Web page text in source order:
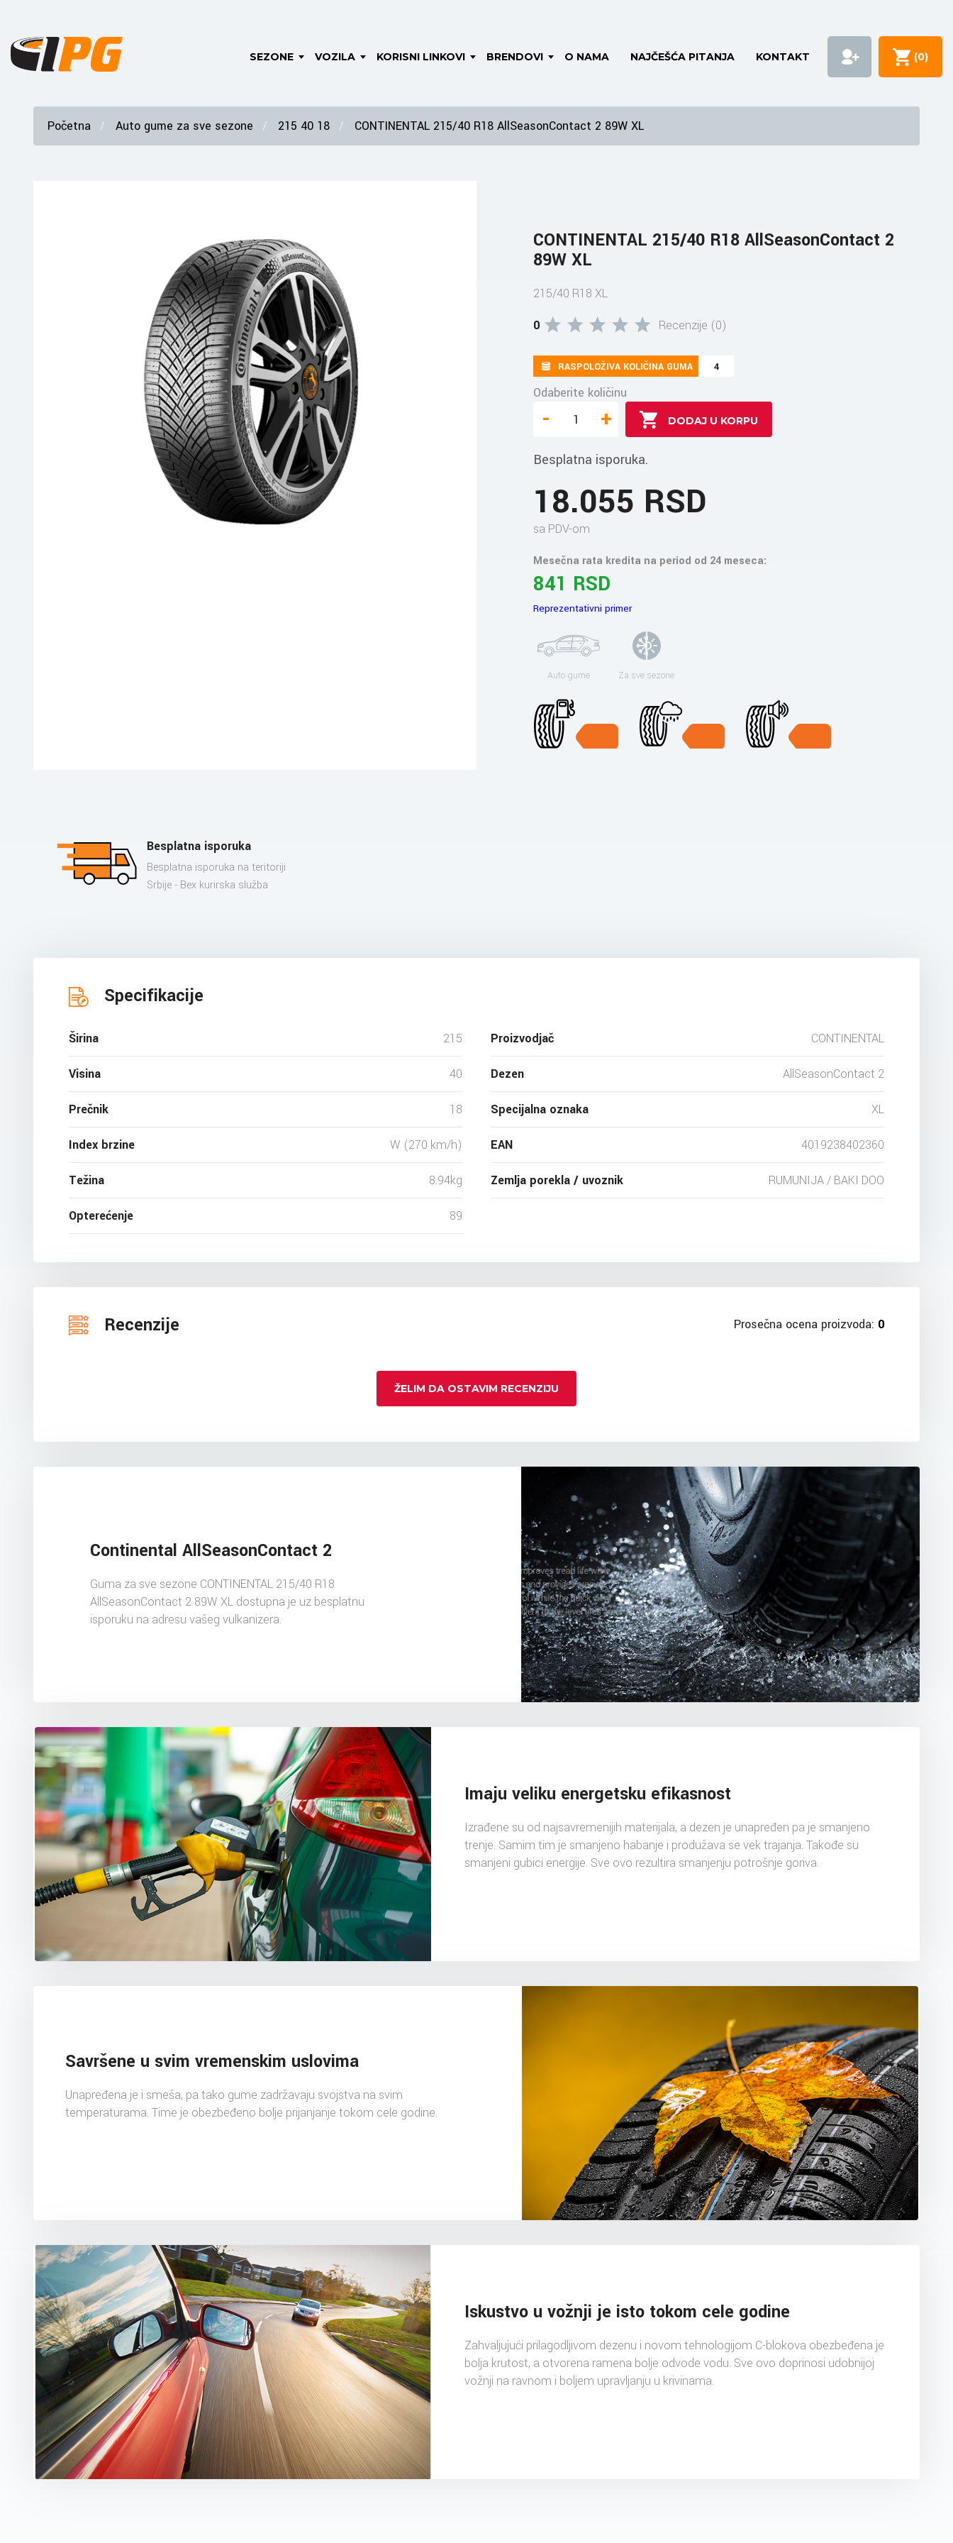
SEZONE VOZILA KORISNI LINKOVI BRENDOVI O NAMA NAJČEŠĆA PITANJA KONTAKT (0)
Početna Auto gume za sve sezone 215 40 18 CONTINENTAL 215/40 R18 AllSeasonContact 2 89W XL
CONTINENTAL 215/40 R18 AllSeasonContact 2
89W XL
215/40 R18 XL
0
Recenzije (0)
RASPOLOŽIVA KOLIČINA GUMA 4
Odaberite količinu
- +
Besplatna isporuka.
18.055 RSD
sa PDV-om
Mesečna rata kredita na period od 24 meseca:
841 RSD
Reprezentativni primer
Auto gume Za sve sezone
Besplatna isporuka
Besplatna isporuka na teritoriji
Srbije - Bex kurirska služba
Specifikacije
Širina 215
Visina 40
Prečnik 18
Index brzine W (270 km/h)
Težina 8.94kg
Opterećenje 89
Proizvodjač CONTINENTAL
Dezen AllSeasonContact 2
Specijalna oznaka XL
EAN 4019238402360
Zemlja porekla / uvoznik RUMUNIJA / BAKI DOO
Recenzije Prosečna ocena proizvoda: 0
ŽELIM DA OSTAVIM RECENZIJU
Continental AllSeasonContact 2
Guma za sve sezone CONTINENTAL 215/40 R18
AllSeasonContact 2 89W XL dostupna je uz besplatnu
isporuku na adresu vašeg vulkanizera.
Imaju veliku energetsku efikasnost
Izrađene su od najsavremenijih materijala, a dezen je unapređen pa je smanjeno
trenje. Samim tim je smanjeno habanje i produžava se vek trajanja. Takođe su
smanjeni gubici energije. Sve ovo rezultira smanjenju potrošnje goriva.
Savršene u svim vremenskim uslovima
Unapređena je i smeša, pa tako gume zadržavaju svojstva na svim
temperaturama. Time je obezbeđeno bolje prijanjanje tokom cele godine.
Iskustvo u vožnji je isto tokom cele godine
Zahvaljujući prilagodljivom dezenu i novom tehnologijom C-blokova obezbeđena je
bolja krutost, a otvorena ramena bolje odvode vodu. Sve ovo doprinosi udobnijoj
vožnji na ravnom i boljem upravljanju u krivinama.